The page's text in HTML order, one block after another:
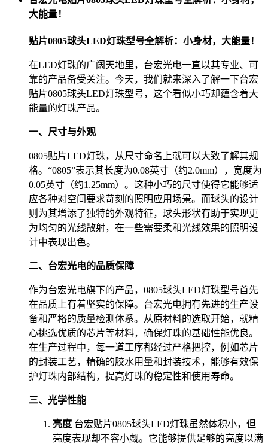
大能量！
贴片0805球头LED灯珠型号全解析：小身材，大能量！
在LED灯珠的广阔天地里，台宏光电一直以其专业、可
靠的产品备受关注。今天，我们就来深入了解一下台宏
贴片0805球头LED灯珠型号，这个看似小巧却蕴含着大
能量的灯珠产品。
一、尺寸与外观
0805贴片LED灯珠，从尺寸命名上就可以大致了解其规
格。“0805”表示其长度为0.08英寸（约2.0mm），宽度为
0.05英寸（约1.25mm）。这种小巧的尺寸使得它能够适
应各种对空间要求苛刻的照明应用场景。而球头的设计
则为其增添了独特的外观特征，球头形状有助于实现更
为均匀的光线散射，在一些需要柔和光线效果的照明设
计中表现出色。
二、台宏光电的品质保障
作为台宏光电旗下的产品，0805球头LED灯珠型号首先
在品质上有着坚实的保障。台宏光电拥有先进的生产设
备和严格的质量检测体系。从原材料的选取开始，就精
心挑选优质的芯片等材料，确保灯珠的基础性能优良。
在生产过程中，每一道工序都经过严格把控，例如芯片
的封装工艺，精确的胶水用量和封装技术，能够有效保
护灯珠内部结构，提高灯珠的稳定性和使用寿命。
三、光学性能
亮度 台宏贴片0805球头LED灯珠虽然体积小，但
亮度表现却不容小觑。它能够提供足够的亮度以满